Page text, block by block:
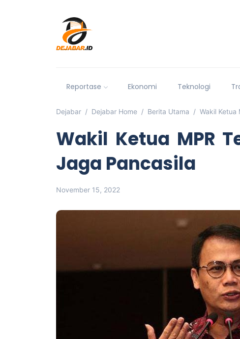
Reportase Ekonomi Teknologi
Dejabar Dejabar Home Berita Utama Wakil Ketua
Wakil Ketua MPR
Jaga Pancasila
November 15, 2022